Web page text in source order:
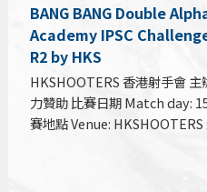
BANG BANG Double
Academy IPSC
R2 by HKS
HKSHOOTERS 香港射手會
力贊助 比賽日期 Match day:
賽地點 Venue: HKSHOOTERS